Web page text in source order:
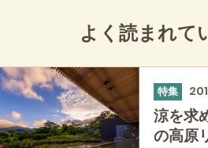
よく読まれて
特集
涼を求
の高原